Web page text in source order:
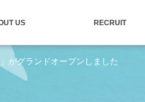
US RECRUIT
がグランドオープンしました